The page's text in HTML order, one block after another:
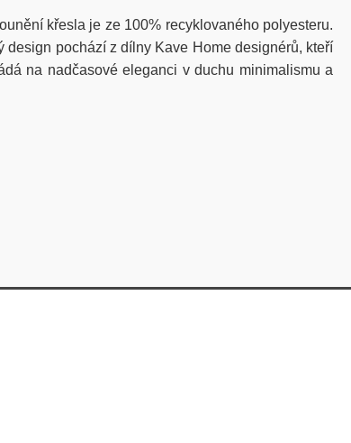
křesla je ze 100% recyklovaného polyesteru.
pochází z dílny Kave Home designérů, kteří
na nadčasové eleganci v duchu minimalismu a